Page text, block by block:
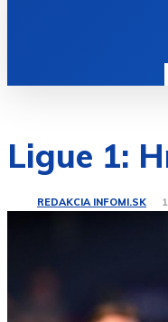
Ligue 1:
REDAKCIA INFOMI.SK